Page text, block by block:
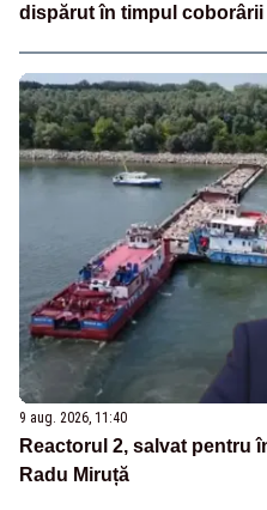
dispărut în timpul coborârii
9 aug. 2026, 11:40
Reactorul 2, salvat pentru
Radu Miruță